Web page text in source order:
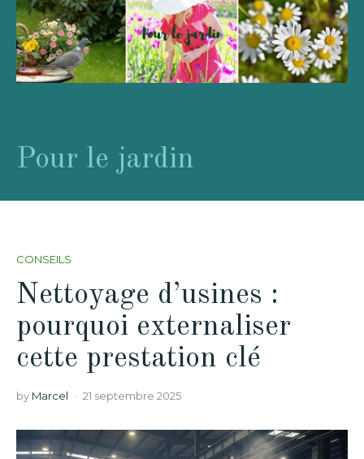
Pour le jardin
CONSEILS
Nettoyage d’usines :
pourquoi externaliser
cette prestation clé
by Marcel 21 septembre 2025